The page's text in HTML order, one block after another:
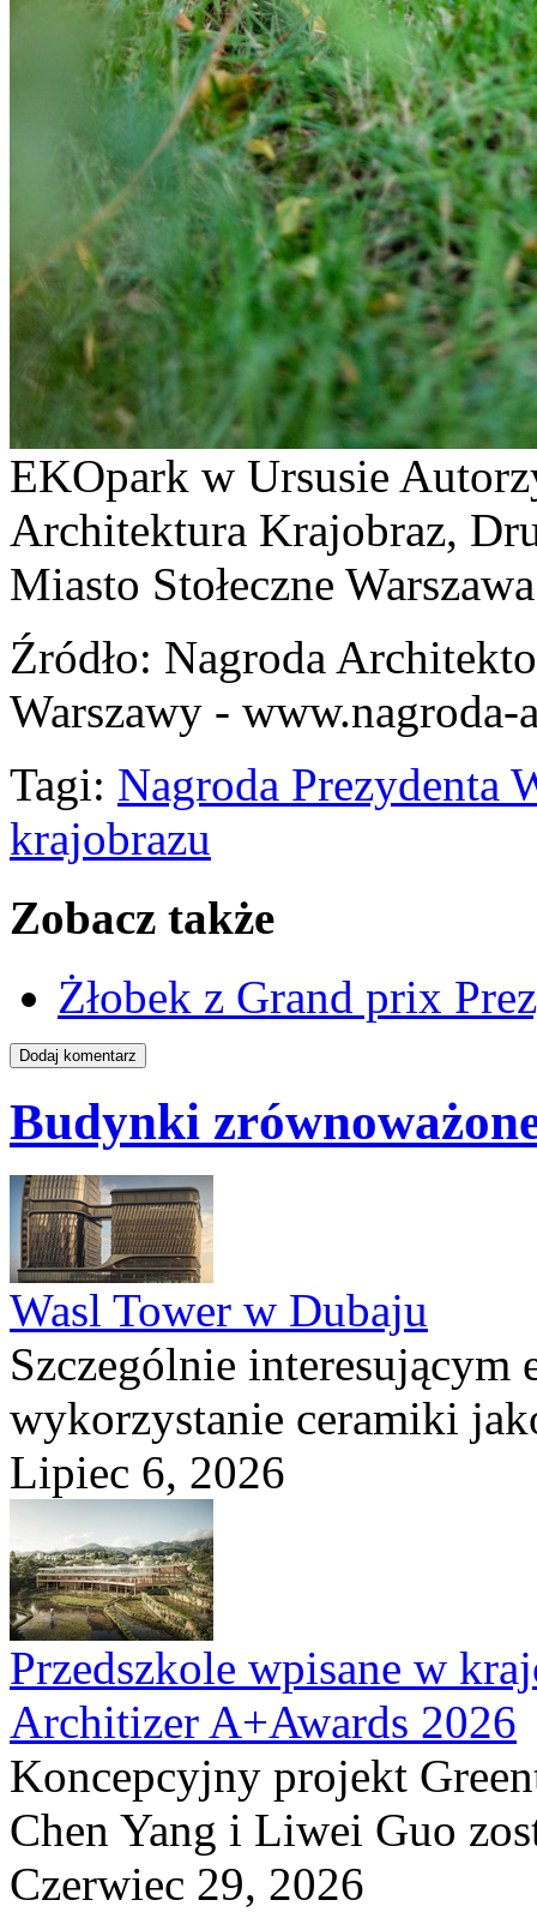
EKOpark w Ursusie
Architektura Krajobraz,
Miasto Stołeczne Warszawa
Źródło: Nagroda
Warszawy -
Tagi: Nagroda Prezydenta
krajobrazu
Zobacz także
Żłobek z Grand prix
Budynki
Wasl Tower w Dubaju
Szczególnie interesującym
wykorzystanie ceramiki
Lipiec 6, 2026
Przedszkole wpisane w
Architizer A+Awards 2026
Koncepcyjny projekt
Chen Yang i Liwei Guo
Czerwiec 29, 2026